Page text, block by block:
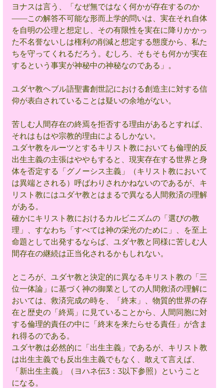
ヨナスは言う、「なぜ無ではなく何かが存在するのか
――この解答不可能な形而上学的問いは、実在それ自体
を自明の公理と想定し、その有限性を実在に降りかかっ
た不名誉ないしは権利の削減と想定する態度から、私た
ちを守ってくれるだろう。むしろ、そもそも何かが実在
するという事実が神秘中の神秘なのである」。
ユダヤ教ヘブル語聖書創世記における創造主に対する信
仰が表白されていることは疑いの余地がない。
苦しむ人間存在の終焉を拒否する理由があるとすれば、
それはもはや宗教的理由によるしかない。
ユダヤ教をルーツとするキリスト教においても倫理的反
出生主義の主張はややもすると、現実存在する世界と身
体を否定する「グノーシス主義」（キリスト教において
は異端とされる）呼ばわりされかねないのであるが、キ
リスト教にはユダヤ教とはまるで異なる人間救済の理解
がある。
確かにキリスト教におけるカルビニズムの「選びの教
理」、すなわち「すべては神の栄光のために」、を至上
命題として出発するならば、ユダヤ教と同様に苦しむ人
間存在の継続は正当化されるかもしれない。
ところが、ユダヤ教と決定的に異なるキリスト教の「三
位一体論」に基づく神の御業としての人間救済の理解に
おいては、救済完成の時を、「終末」、物質的世界の存
在と歴史の「終焉」に見ていることから、人間同胞に対
する倫理的責任の中に「終末を来たらせる責任」が含ま
れ得るのである。
ユダヤ教は必然的に「出生主義」であるが、キリスト教
は出生主義でも反出生主義でもなく、敢えて言えば、
「新出生主義」（ヨハネ伝3：3以下参照）ということ
になる。